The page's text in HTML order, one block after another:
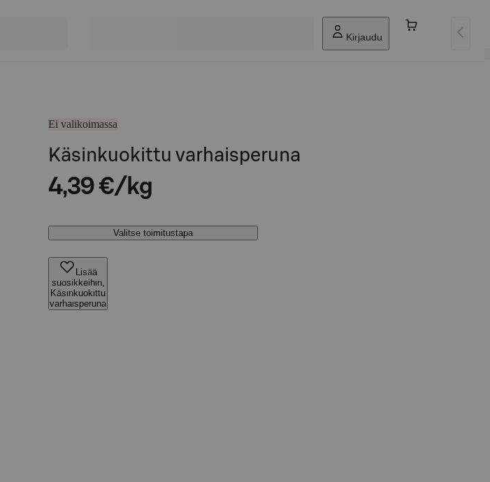
Kirjaudu
Ei valikoimassa
Käsinkuokittu varhaisperuna
4,39 €/kg
Valitse toimitustapa
Lisää
suosikkeihin,
Käsinkuokittu
varhaisperuna